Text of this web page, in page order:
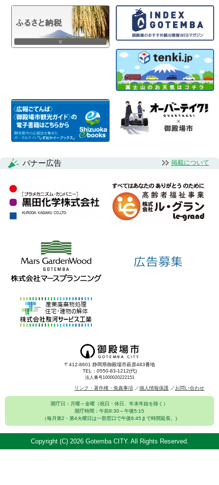
バナー広告 掲載について
〒412-8601 静岡県御殿場市萩原483番地
TEL：0550-83-1212(代)
法人番号1000020222151
リンク・著作権・免責事項 個人情報保護 お問い合わせ
開庁日：月曜～金曜（祝日・休日、年末年始を除く）
開庁時間：午前8:30～午後5:15
（毎月第2・第4火曜日は一部窓口で午後6:45まで時間延長。)
Copyright (C) 2026 Gotemba CITY. All Rights Reserved.